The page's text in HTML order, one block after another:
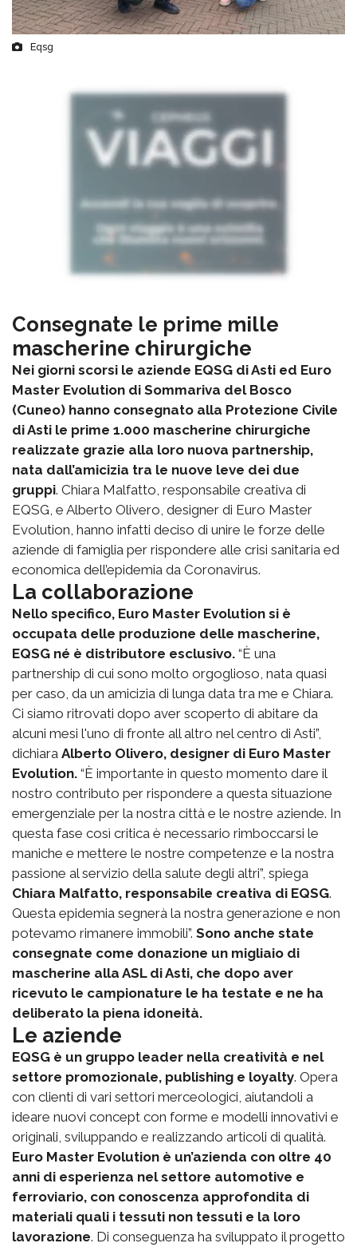
Eqsg
Consegnate le prime mille
mascherine chirurgiche
Nei giorni scorsi le aziende EQSG di Asti ed Euro
Master Evolution di Sommariva del Bosco
(Cuneo) hanno consegnato alla Protezione Civile
di Asti le prime 1.000 mascherine chirurgiche
realizzate grazie alla loro nuova partnership,
nata dall’amicizia tra le nuove leve dei due
gruppi. Chiara Malfatto, responsabile creativa di
EQSG, e Alberto Olivero, designer di Euro Master
Evolution, hanno infatti deciso di unire le forze delle
aziende di famiglia per rispondere alle crisi sanitaria ed
economica dell’epidemia da Coronavirus.
La collaborazione
Nello specifico, Euro Master Evolution si è
occupata delle produzione delle mascherine,
EQSG né è distributore esclusivo. “È una
partnership di cui sono molto orgoglioso, nata quasi
per caso, da un amicizia di lunga data tra me e Chiara.
Ci siamo ritrovati dopo aver scoperto di abitare da
alcuni mesi l'uno di fronte all altro nel centro di Asti”,
dichiara Alberto Olivero, designer di Euro Master
Evolution. “È importante in questo momento dare il
nostro contributo per rispondere a questa situazione
emergenziale per la nostra città e le nostre aziende. In
questa fase così critica è necessario rimboccarsi le
maniche e mettere le nostre competenze e la nostra
passione al servizio della salute degli altri”, spiega
Chiara Malfatto, responsabile creativa di EQSG.
Questa epidemia segnerà la nostra generazione e non
potevamo rimanere immobili”. Sono anche state
consegnate come donazione un migliaio di
mascherine alla ASL di Asti, che dopo aver
ricevuto le campionature le ha testate e ne ha
deliberato la piena idoneità.
Le aziende
EQSG è un gruppo leader nella creatività e nel
settore promozionale, publishing e loyalty. Opera
con clienti di vari settori merceologici, aiutandoli a
ideare nuovi concept con forme e modelli innovativi e
originali, sviluppando e realizzando articoli di qualità.
Euro Master Evolution è un’azienda con oltre 40
anni di esperienza nel settore automotive e
ferroviario, con conoscenza approfondita di
materiali quali i tessuti non tessuti e la loro
lavorazione. Di conseguenza ha sviluppato il progetto